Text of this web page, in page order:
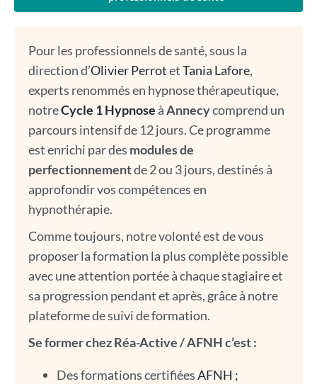
Pour les professionnels de santé, sous la
direction d’Olivier PerrotetTania Lafore,
experts renommés en hypnose thérapeutique,
notreCycle 1 Hypnose àAnnecycomprend un
parcours intensif de 12 jours. Ce programme
est enrichi par des modules de
perfectionnementde 2 ou 3 jours, destinés à
approfondir vos compétences en
hypnothérapie.
Comme toujours, notre volonté est de vous
proposer la formation la plus complète possible
avec une attention portée à chaque stagiaire et
sa progression pendant et après, grâce à notre
plateforme de suivi de formation.
Se former chez Réa-Active / AFNH c’est :
Des formations certifiéesAFNH ;